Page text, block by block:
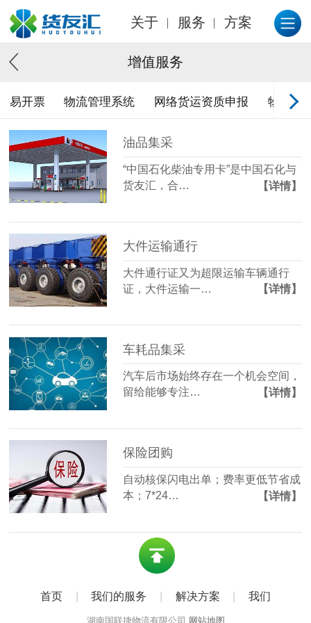
关于 服务 方案
增值服务
易开票 物流管理系统 网络货运资质申报 物流金
油品集采
“中国石化柴油专用卡”是中国石化与
货友汇，合…
【详情】
大件运输通行
大件通行证又为超限运输车辆通行
证，大件运输一…
【详情】
车耗品集采
汽车后市场始终存在一个机会空间，
留给能够专注…
【详情】
保险团购
自动核保闪电出单；费率更低节省成
本；7*24…
【详情】
首页 我们的服务 解决方案 我们
湖南国联捷物流有限公司 网站地图